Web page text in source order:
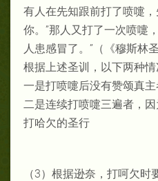
有人在先知跟前打了喷嚏
你。”那人又打了一次喷嚏
人患感冒了。”（《穆斯林
根据上述圣训，以下两种
一是打喷嚏后没有赞颂真主
二是连续打喷嚏三遍者，因
打哈欠的圣行
（3）根据逊奈，打呵欠